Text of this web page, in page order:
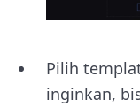
Pilih
inginkan,